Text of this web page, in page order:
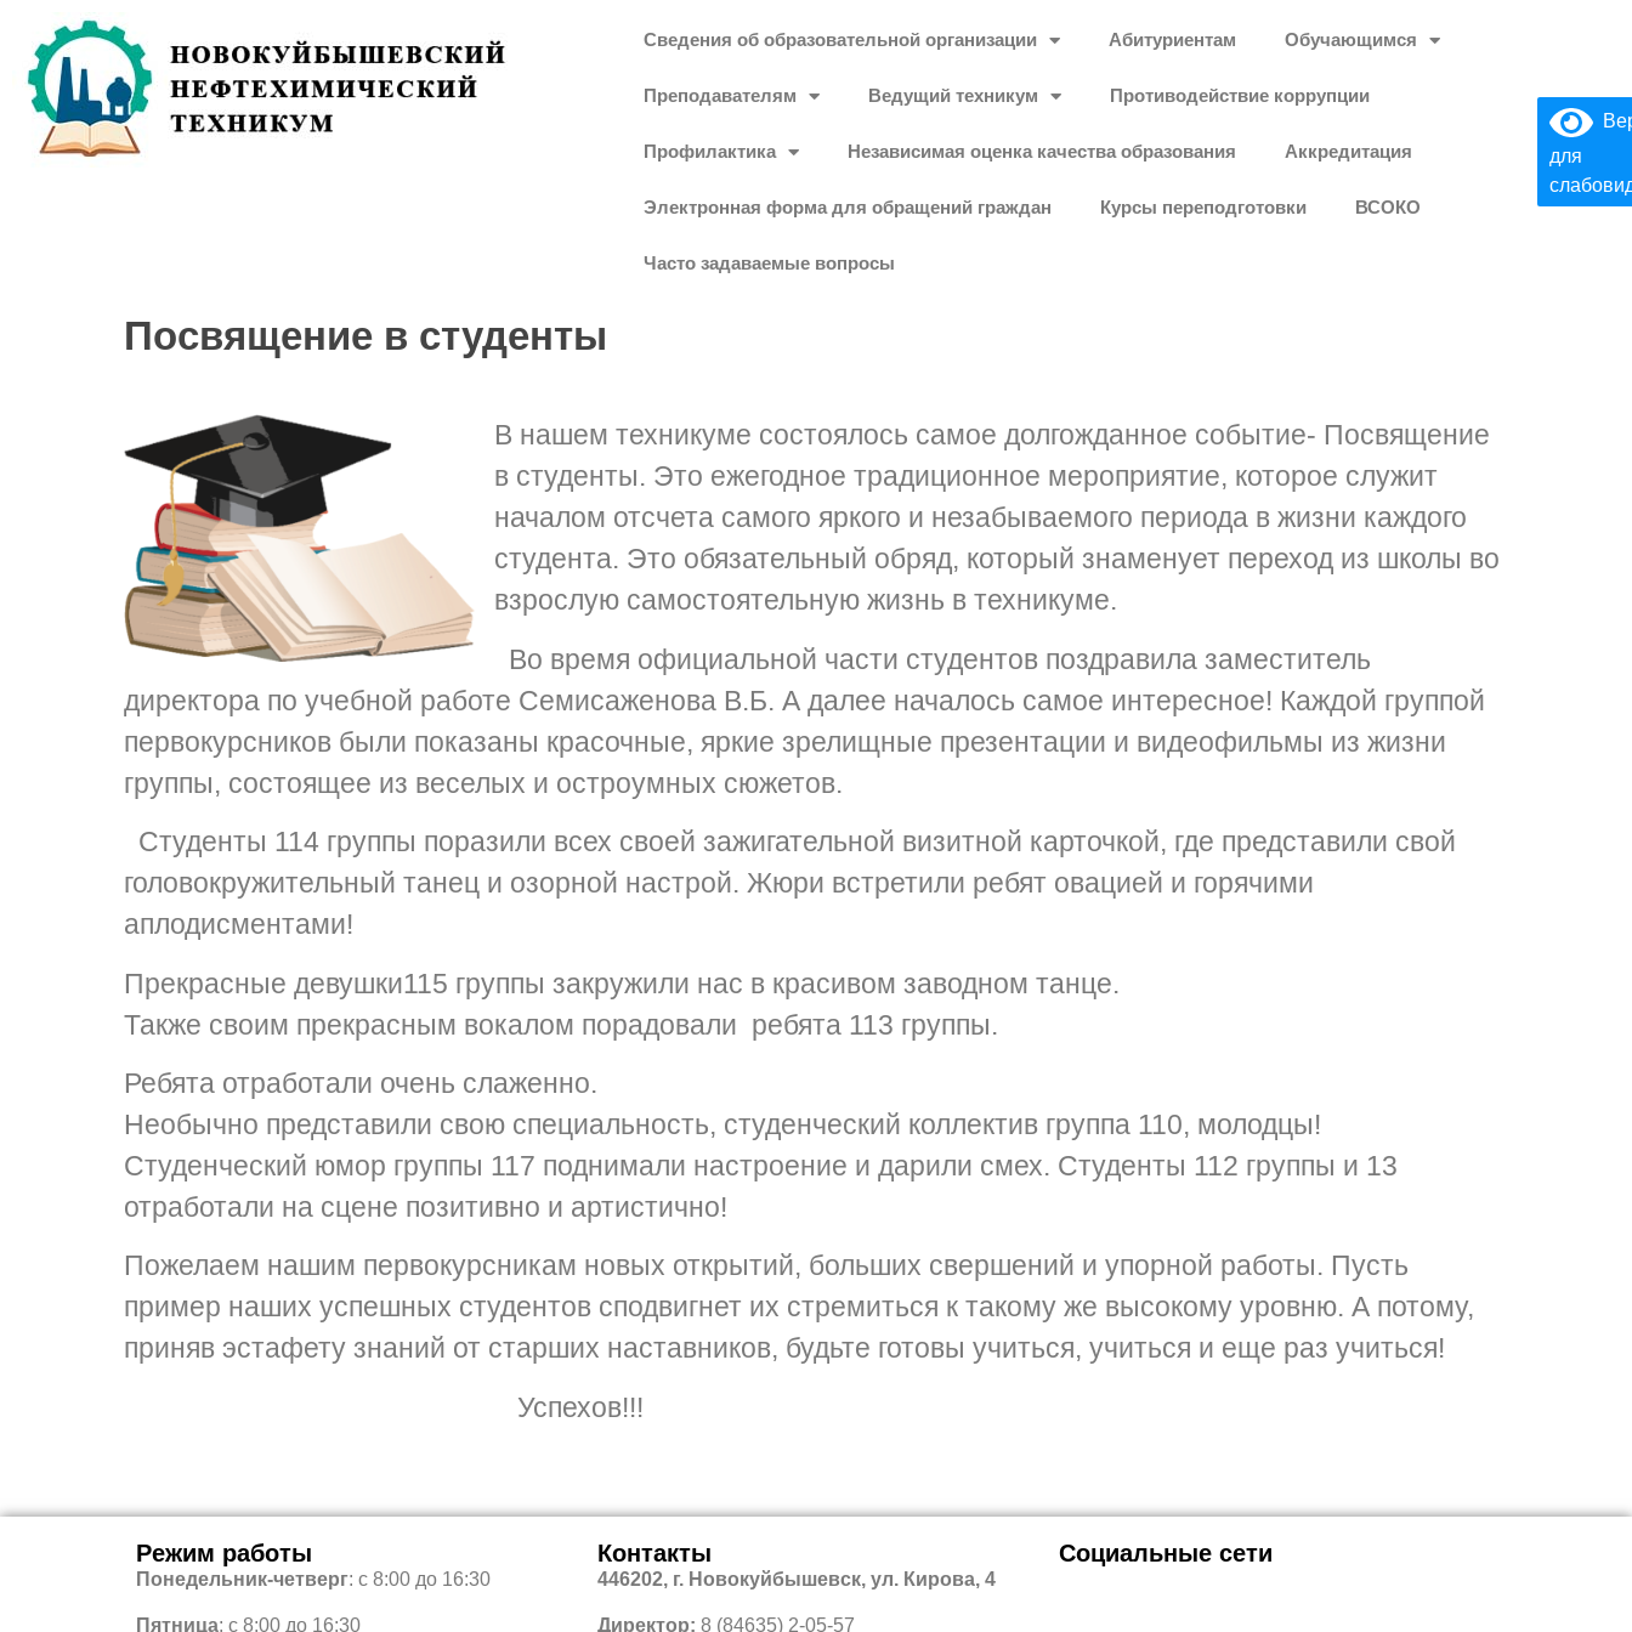
для
Сведения об образовательной организации Абитуриентам Обучающимся
Преподавателям Ведущий техникум Противодействие коррупции
Профилактика Независимая оценка качества образования Аккредитация
Электронная форма для обращений граждан Курсы переподготовки ВСОКО
Часто задаваемые вопросы
Посвящение в студенты
В нашем техникуме состоялось самое долгожданное событие- Посвящение
в студенты. Это ежегодное традиционное мероприятие, которое служит
началом отсчета самого яркого и незабываемого периода в жизни каждого
студента. Это обязательный обряд, который знаменует переход из школы во
взрослую самостоятельную жизнь в техникуме.
Во время официальной части студентов поздравила заместитель
директора по учебной работе Семисаженова В.Б. А далее началось самое интересное! Каждой группой
первокурсников были показаны красочные, яркие зрелищные презентации и видеофильмы из жизни
группы, состоящее из веселых и остроумных сюжетов.
Студенты 114 группы поразили всех своей зажигательной визитной карточкой, где представили свой
головокружительный танец и озорной настрой. Жюри встретили ребят овацией и горячими
аплодисментами!
Прекрасные девушки115 группы закружили нас в красивом заводном танце.
Также своим прекрасным вокалом порадовали ребята 113 группы.
Ребята отработали очень слаженно.
Необычно представили свою специальность, студенческий коллектив группа 110, молодцы!
Студенческий юмор группы 117 поднимали настроение и дарили смех. Студенты 112 группы и 13
отработали на сцене позитивно и артистично!
Пожелаем нашим первокурсникам новых открытий, больших свершений и упорной работы. Пусть
пример наших успешных студентов сподвигнет их стремиться к такому же высокому уровню. А потому,
приняв эстафету знаний от старших наставников, будьте готовы учиться, учиться и еще раз учиться!
Успехов!!!
Режим работы
Понедельник-четверг: с 8:00 до 16:30
Пятница: с 8:00 до 16:30
Контакты
446202, г. Новокуйбышевск, ул. Кирова, 4
Директор: 8 (84635) 2-05-57
Социальные сети